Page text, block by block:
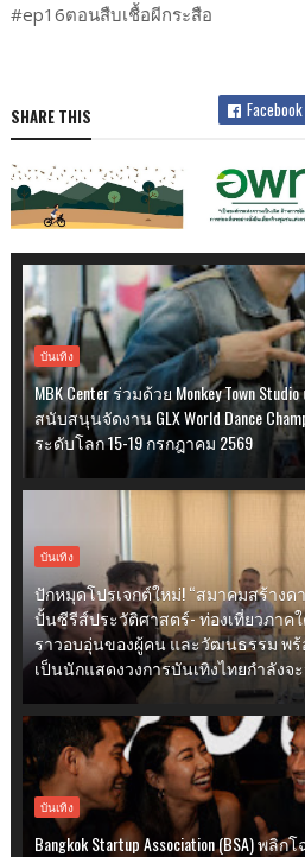
#ep16ตอนสืบเชื้อผีกระสือ
SHARE THIS Facebook
บันเทิง
MBK Center ร่วมด้วย Monkey Town
สนับสนุนจัดงาน GLX World Dance
ระดับโลก 15-19 กรกฎาคม 2569
บันเทิง
ปักหมุดโปรเจกต์ใหม่! “สมาคมสร้างด
ปั้นซีรีส์ประวัติศาสตร์- ท่องเที่ยวภาค
ราวอบอุ่นของผู้คน และวัฒนธรรม พ
เป็นนักแสดงวงการบันเทิงไทยกำลัง
บันเทิง
Bangkok Startup Association (BSA) พ